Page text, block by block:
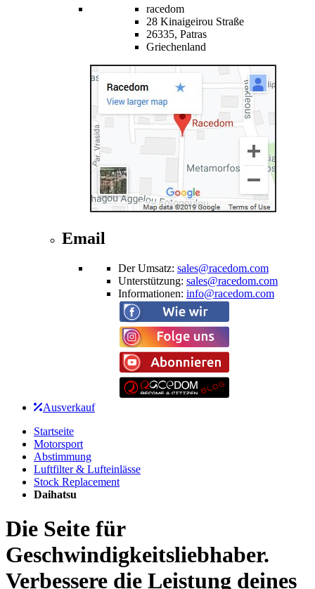
racedom
28 Kinaigeirou Straße
26335, Patras
Griechenland
Email
Der Umsatz: sales@racedom.com
Unterstützung: sales@racedom.com
Informationen: info@racedom.com
Ausverkauf
Startseite
Motorsport
Abstimmung
Luftfilter & Lufteinlässe
Stock Replacement
Daihatsu
Die Seite für
Geschwindigkeitsliebhaber.
Verbessere die Leistung deines